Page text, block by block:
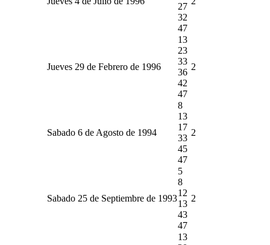
27
32
47
Jueves 29 de Febrero de 1996
13
23
33
36
42
47
2
Sabado 6 de Agosto de 1994
8
13
17
33
45
47
2
Sabado 25 de Septiembre de 1993
5
8
12
13
43
47
2
13